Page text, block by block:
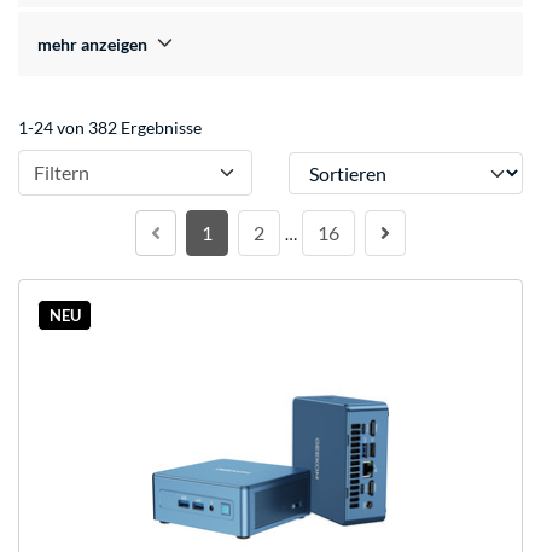
mehr anzeigen
1-24 von 382 Ergebnisse
Filtern Sortieren
1 2 … 16
NEU